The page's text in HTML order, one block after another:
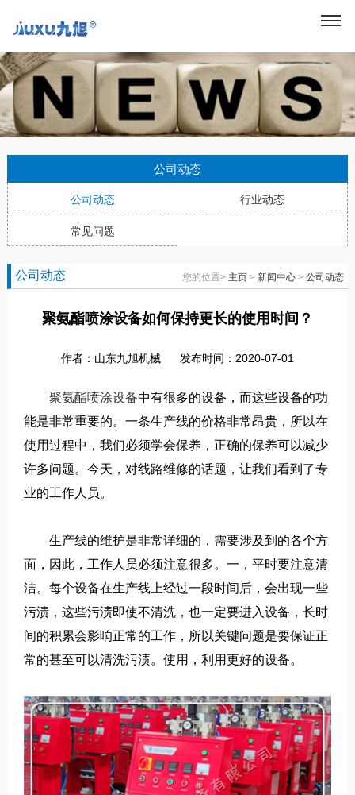
公司动态
公司动态 行业动态
常见问题
公司动态 您的位置> 主页 >新闻中心 >公司动态
聚氨酯喷涂设备如何保持更长的使用时间？
作者：山东九旭机械 发布时间：2020-07-01
聚氨酯喷涂设备中有很多的设备，而这些设备的功
能是非常重要的。一条生产线的价格非常昂贵，所以在
使用过程中，我们必须学会保养，正确的保养可以减少
许多问题。今天，对线路维修的话题，让我们看到了专
业的工作人员。
生产线的维护是非常详细的，需要涉及到的各个方
面，因此，工作人员必须注意很多。一，平时要注意清
洁。每个设备在生产线上经过一段时间后，会出现一些
污渍，这些污渍即使不清洗，也一定要进入设备，长时
间的积累会影响正常的工作，所以关键问题是要保证正
常的甚至可以清洗污渍。使用，利用更好的设备。